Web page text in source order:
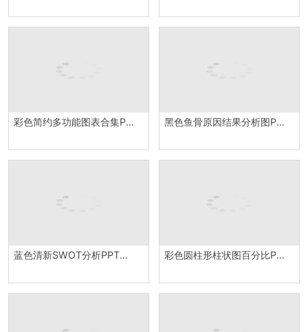
彩色简约多功能图表合集PPT图表模板 黑色鱼骨原因结果分析图PPT模板
蓝色清新SWOT分析PPT模板 彩色圆柱形柱状图百分比PPT图表模板